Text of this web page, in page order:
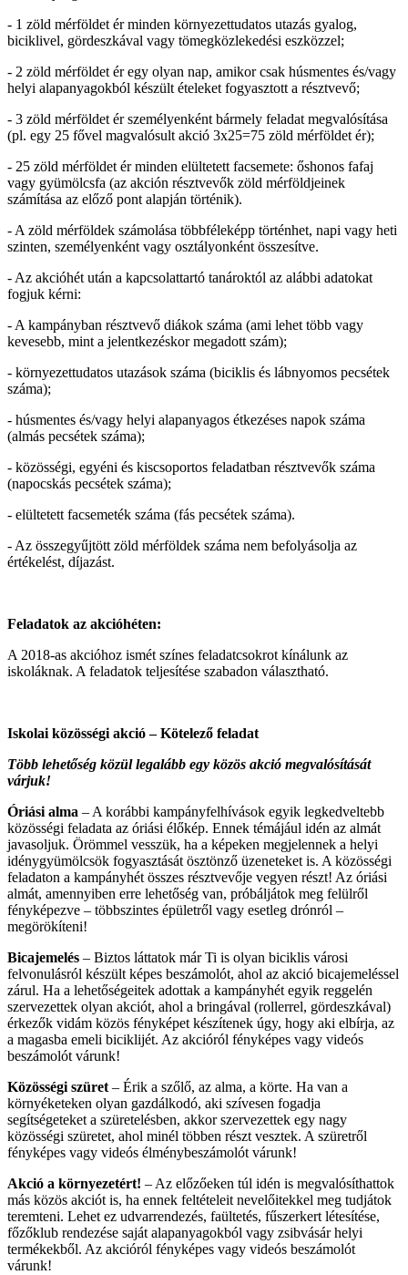
- 1 zöld mérföldet ér minden környezettudatos utazás gyalog,
biciklivel, gördeszkával vagy tömegközlekedési eszközzel;
- 2 zöld mérföldet ér egy olyan nap, amikor csak húsmentes és/vagy
helyi alapanyagokból készült ételeket fogyasztott a résztvevő;
- 3 zöld mérföldet ér személyenként bármely feladat megvalósítása
(pl. egy 25 fővel magvalósult akció 3x25=75 zöld mérföldet ér);
- 25 zöld mérföldet ér minden elültetett facsemete: őshonos fafaj
vagy gyümölcsfa (az akción résztvevők zöld mérföldjeinek
számítása az előző pont alapján történik).
- A zöld mérföldek számolása többféleképp történhet, napi vagy heti
szinten, személyenként vagy osztályonként összesítve.
- Az akcióhét után a kapcsolattartó tanároktól az alábbi adatokat
fogjuk kérni:
- A kampányban résztvevő diákok száma (ami lehet több vagy
kevesebb, mint a jelentkezéskor megadott szám);
- környezettudatos utazások száma (biciklis és lábnyomos pecsétek
száma);
- húsmentes és/vagy helyi alapanyagos étkezéses napok száma
(almás pecsétek száma);
- közösségi, egyéni és kiscsoportos feladatban résztvevők száma
(napocskás pecsétek száma);
- elültetett facsemeték száma (fás pecsétek száma).
- Az összegyűjtött zöld mérföldek száma nem befolyásolja az
értékelést, díjazást.
Feladatok az akcióhéten:
A 2018-as akcióhoz ismét színes feladatcsokrot kínálunk az
iskoláknak. A feladatok teljesítése szabadon választható.
Iskolai közösségi akció – Kötelező feladat
Több lehetőség közül legalább egy közös akció megvalósítását
várjuk!
Óriási alma – A korábbi kampányfelhívások egyik legkedveltebb
közösségi feladata az óriási élőkép. Ennek témájául idén az almát
javasoljuk. Örömmel vesszük, ha a képeken megjelennek a helyi
idénygyümölcsök fogyasztását ösztönző üzeneteket is. A közösségi
feladaton a kampányhét összes résztvevője vegyen részt! Az óriási
almát, amennyiben erre lehetőség van, próbáljátok meg felülről
fényképezve – többszintes épületről vagy esetleg drónról –
megörökíteni!
Bicajemelés – Biztos láttatok már Ti is olyan biciklis városi
felvonulásról készült képes beszámolót, ahol az akció bicajemeléssel
zárul. Ha a lehetőségeitek adottak a kampányhét egyik reggelén
szervezettek olyan akciót, ahol a bringával (rollerrel, gördeszkával)
érkezők vidám közös fényképet készítenek úgy, hogy aki elbírja, az
a magasba emeli biciklijét. Az akcióról fényképes vagy videós
beszámolót várunk!
Közösségi szüret – Érik a szőlő, az alma, a körte. Ha van a
környéketeken olyan gazdálkodó, aki szívesen fogadja
segítségeteket a szüretelésben, akkor szervezettek egy nagy
közösségi szüretet, ahol minél többen részt vesztek. A szüretről
fényképes vagy videós élménybeszámolót várunk!
Akció a környezetért! – Az előzőeken túl idén is megvalósíthattok
más közös akciót is, ha ennek feltételeit nevelőitekkel meg tudjátok
teremteni. Lehet ez udvarrendezés, faültetés, fűszerkert létesítése,
főzőklub rendezése saját alapanyagokból vagy zsibvásár helyi
termékekből. Az akcióról fényképes vagy videós beszámolót
várunk!